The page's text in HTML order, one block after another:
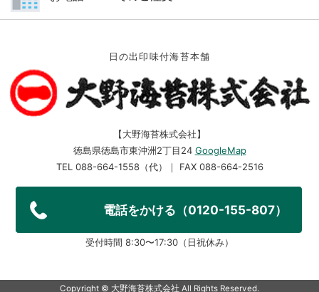
日の出印味付海苔本舗
【大野海苔株式会社】
徳島県徳島市東沖洲2丁目24 GoogleMap
TEL 088-664-1558（代）｜ FAX 088-664-2516
電話をかける（0120-155-807）
受付時間 8:30〜17:30（日祝休み）
Copyright ©︎ 大野海苔株式会社 All Rights Reserved.